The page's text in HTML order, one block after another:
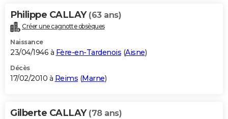
Philippe CALLAY (63 ans)
Créer une cagnotte obsèques
Naissance
23/04/1946 à Fère-en-Tardenois (Aisne)
Décès
17/02/2010 à Reims (Marne)
Gilberte CALLAY (78 ans)